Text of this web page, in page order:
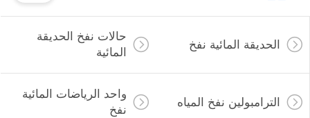
الحديقة المائية نفخ
حالات نفخ الحديقة
المائية
الترامبولين نفخ المياه
واحد الرياضات المائية
نفخ